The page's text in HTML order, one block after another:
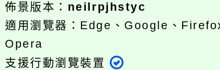
佈景版本： neilrpjhstyc
適用瀏覽器：Edge、Google、
Opera
支援行動瀏覽裝置